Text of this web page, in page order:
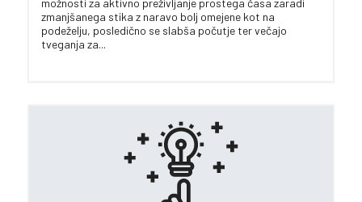
možnosti za aktivno preživljanje prostega časa zaradi
zmanjšanega stika z naravo bolj omejene kot na
podeželju, posledično se slabša počutje ter večajo
tveganja za...